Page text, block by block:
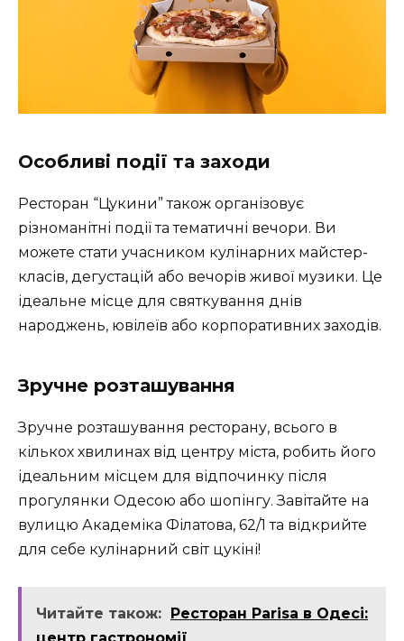
Особливі події та заходи
Ресторан “Цукини” також організовує
різноманітні події та тематичні вечори. Ви
можете стати учасником кулінарних майстер-
класів, дегустацій або вечорів живої музики. Це
ідеальне місце для святкування днів
народжень, ювілеїв або корпоративних заходів.
Зручне розташування
Зручне розташування ресторану, всього в
кількох хвилинах від центру міста, робить його
ідеальним місцем для відпочинку після
прогулянки Одесою або шопінгу. Завітайте на
вулицю Академіка Філатова, 62/1 та відкрийте
для себе кулінарний світ цукіні!
Читайте також: Ресторан Parisa в Одесі:
центр гастрономії